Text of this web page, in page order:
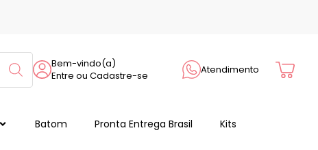
Bem-vindo(a)
Entre ou Cadastre-se
Atendimento Cart
Batom Pronta Entrega Brasil
Kits